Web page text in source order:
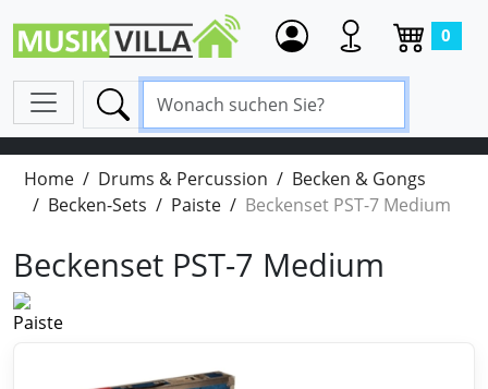
0
Home Drums & Percussion
Becken & Gongs
Becken-Sets
Paiste Beckenset PST-7 Medium
Beckenset PST-7 Medium